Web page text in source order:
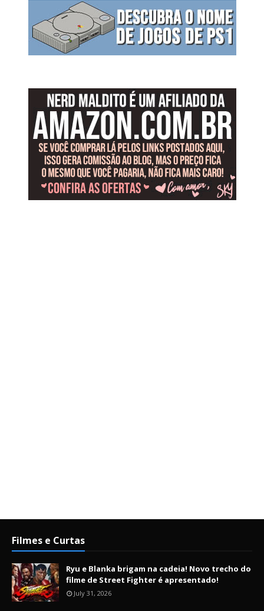
Filmes e Curtas
Ryu e Blanka brigam na cadeia! Novo trecho do
filme de Street Fighter é apresentado!
July 31, 2026